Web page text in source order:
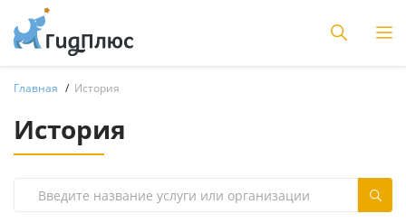
Главная История
История